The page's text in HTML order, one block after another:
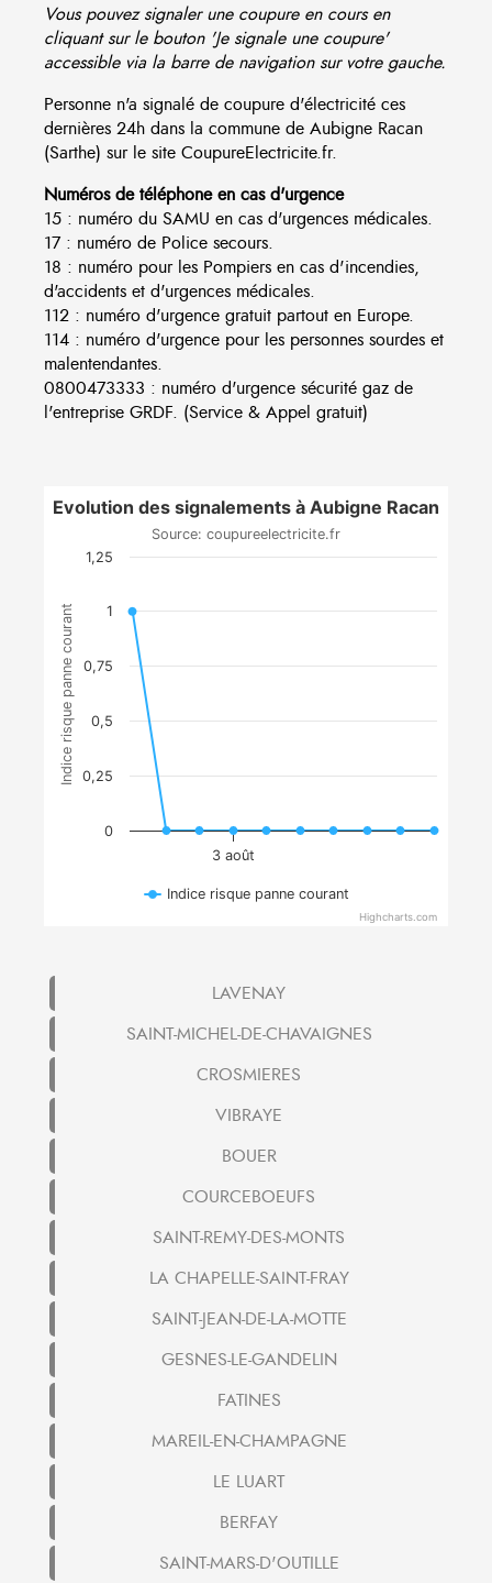
Vous pouvez signaler une coupure en cours en
cliquant sur le bouton 'Je signale une coupure'
accessible via la barre de navigation sur votre gauche.
Personne n'a signalé de coupure d'électricité ces
dernières 24h dans la commune de Aubigne Racan
(Sarthe) sur le site CoupureElectricite.fr.
Numéros de téléphone en cas d'urgence
15 : numéro du SAMU en cas d'urgences médicales.
17 : numéro de Police secours.
18 : numéro pour les Pompiers en cas d'incendies,
d'accidents et d'urgences médicales.
112 : numéro d'urgence gratuit partout en Europe.
114 : numéro d'urgence pour les personnes sourdes et
malentendantes.
0800473333 : numéro d'urgence sécurité gaz de
l'entreprise GRDF. (Service & Appel gratuit)
Indice risque panne courant
Evolution des signalements à Aubigne Racan
Source: coupureelectricite.fr
3 août
0
0,25
0,5
0,75
1
1,25
Indice risque panne courant
Highcharts.com
LAVENAY
SAINT-MICHEL-DE-CHAVAIGNES
CROSMIERES
VIBRAYE
BOUER
COURCEBOEUFS
SAINT-REMY-DES-MONTS
LA CHAPELLE-SAINT-FRAY
SAINT-JEAN-DE-LA-MOTTE
GESNES-LE-GANDELIN
FATINES
MAREIL-EN-CHAMPAGNE
LE LUART
BERFAY
SAINT-MARS-D'OUTILLE